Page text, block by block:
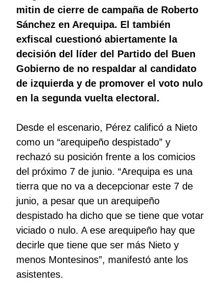
mitin de cierre de campaña de Roberto
Sánchez en Arequipa. El también
exfiscal cuestionó abiertamente la
decisión del líder del Partido del Buen
Gobierno de no respaldar al candidato
de izquierda y de promover el voto nulo
en la segunda vuelta electoral.
Desde el escenario, Pérez calificó a Nieto
como un “arequipeño despistado” y
rechazó su posición frente a los comicios
del próximo 7 de junio. “Arequipa es una
tierra que no va a decepcionar este 7 de
junio, a pesar que un arequipeño
despistado ha dicho que se tiene que votar
viciado o nulo. A ese arequipeño hay que
decirle que tiene que ser más Nieto y
menos Montesinos”, manifestó ante los
asistentes.